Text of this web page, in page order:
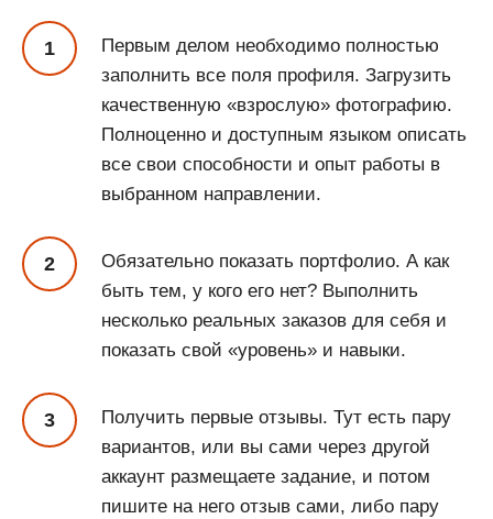
Первым делом необходимо полностью
заполнить все поля профиля. Загрузить
качественную «взрослую» фотографию.
Полноценно и доступным языком описать
все свои способности и опыт работы в
выбранном направлении.
Обязательно показать портфолио. А как
быть тем, у кого его нет? Выполнить
несколько реальных заказов для себя и
показать свой «уровень» и навыки.
Получить первые отзывы. Тут есть пару
вариантов, или вы сами через другой
аккаунт размещаете задание, и потом
пишите на него отзыв сами, либо пару